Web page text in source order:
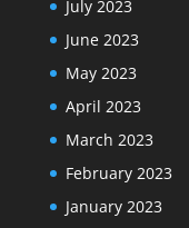
July 2023
June 2023
May 2023
April 2023
March 2023
February 2023
January 2023